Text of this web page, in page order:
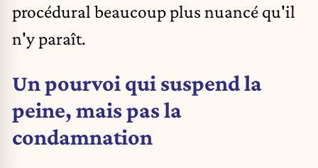
procédural beaucoup plus nuancé qu'il
n'y paraît.
Un pourvoi qui suspend la
peine, mais pas la
condamnation